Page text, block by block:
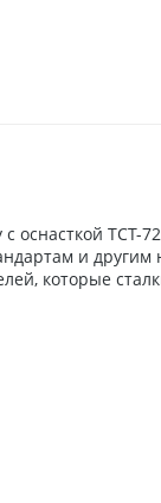
оснасткой
и
которые